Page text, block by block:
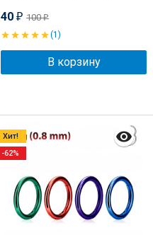
40 ₽ 100₽
(1)
В корзину
Хит!
-62%